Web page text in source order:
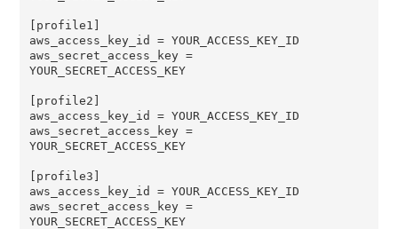
[profile1]
aws_access_key_id = YOUR_ACCESS_KEY_ID
aws_secret_access_key =
YOUR_SECRET_ACCESS_KEY
[profile2]
aws_access_key_id = YOUR_ACCESS_KEY_ID
aws_secret_access_key =
YOUR_SECRET_ACCESS_KEY
[profile3]
aws_access_key_id = YOUR_ACCESS_KEY_ID
aws_secret_access_key =
YOUR_SECRET_ACCESS_KEY